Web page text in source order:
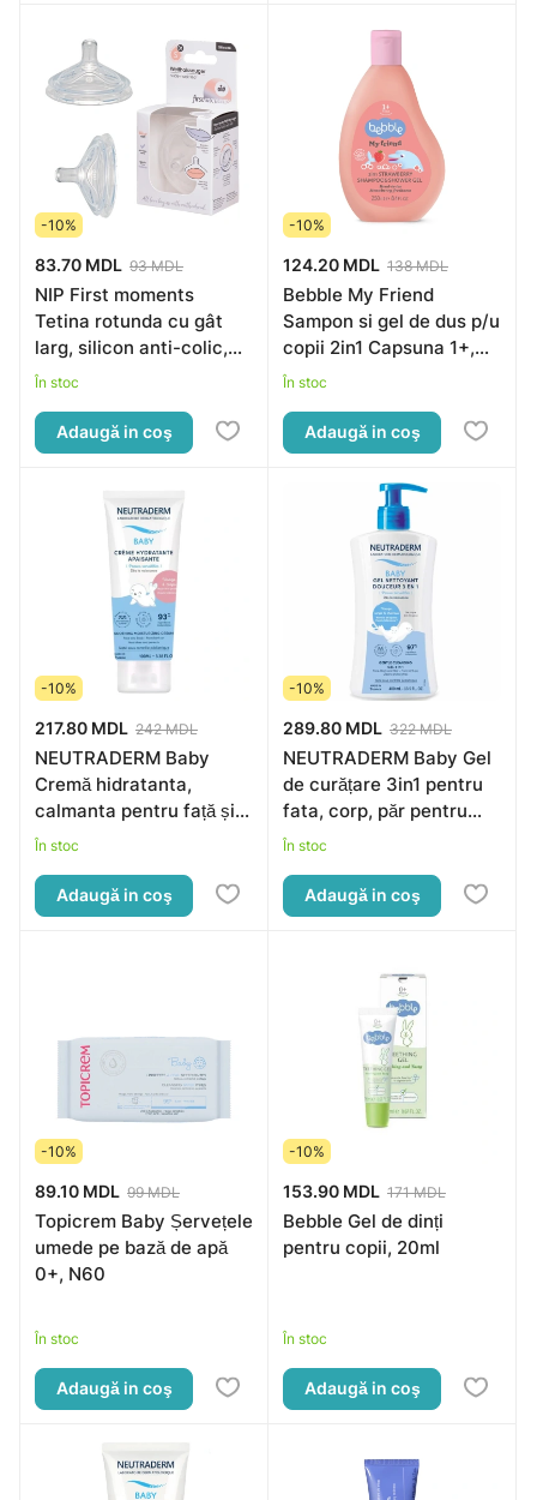
-10%
83.70 MDL 93 MDL
NIP First moments
Tetina rotunda cu gât
larg, silicon anti-colic,
universal 0+, flux S
În stoc
Adaugă in coş
-10%
124.20 MDL 138 MDL
Bebble My Friend
Sampon si gel de dus p/u
copii 2in1 Capsuna 1+,
250ml
În stoc
Adaugă in coş
-10%
217.80 MDL 242 MDL
NEUTRADERM Baby
Cremă hidratanta,
calmanta pentru față și
corp pentru copii 0+,
În stoc
Adaugă in coş
-10%
289.80 MDL 322 MDL
NEUTRADERM Baby Gel
de curățare 3in1 pentru
fata, corp, păr pentru
copii 0+, 400ml
În stoc
Adaugă in coş
-10%
89.10 MDL 99 MDL
Topicrem Baby Șervețele
umede pe bază de apă
0+, N60
În stoc
Adaugă in coş
-10%
153.90 MDL 171 MDL
Bebble Gel de dinți
pentru copii, 20ml
În stoc
Adaugă in coş